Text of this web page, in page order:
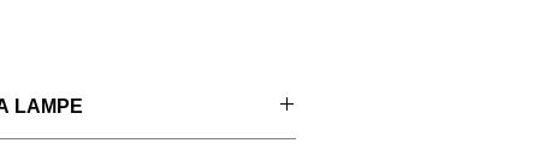
incontournable qui mêle design
LAMPE